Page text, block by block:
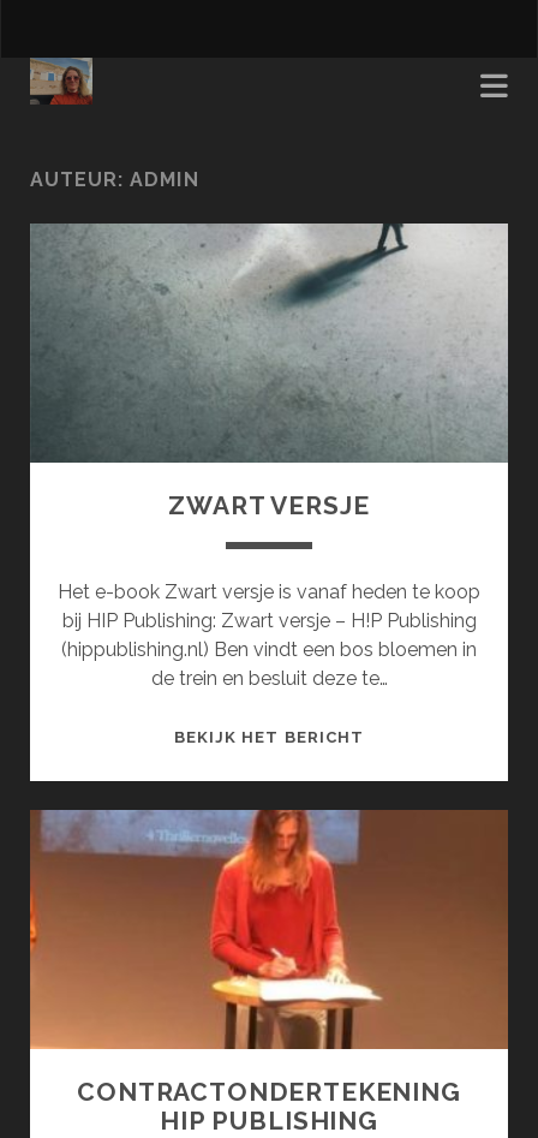
AUTEUR: ADMIN
ZWART VERSJE
Het e-book Zwart versje is vanaf heden te koop
bij HIP Publishing: Zwart versje – H!P Publishing
(hippublishing.nl) Ben vindt een bos bloemen in
de trein en besluit deze te…
BEKIJK HET BERICHT
CONTRACTONDERTEKENING
HIP PUBLISHING